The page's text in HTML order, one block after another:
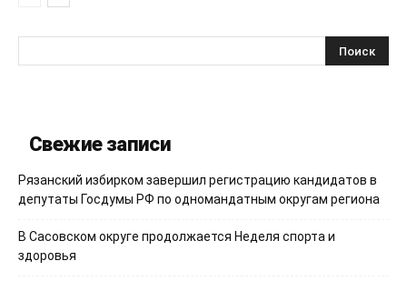
Свежие записи
Рязанский избирком завершил регистрацию кандидатов в
депутаты Госдумы РФ по одномандатным округам региона
В Сасовском округе продолжается Неделя спорта и
здоровья